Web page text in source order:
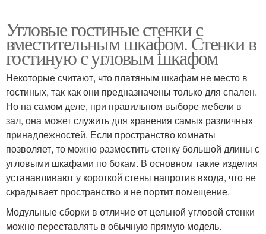
Угловые гостиные стенки с
вместительным шкафом. Стенки в
гостиную с угловым шкафом
Некоторые считают, что платяным шкафам не место в
гостиных, так как они предназначены только для спален.
Но на самом деле, при правильном выборе мебели в
зал, она может служить для хранения самых различных
принадлежностей. Если пространство комнаты
позволяет, то можно разместить стенку большой длины с
угловыми шкафами по бокам. В основном такие изделия
устанавливают у короткой стены напротив входа, что не
скрадывает пространство и не портит помещение.
Модульные сборки в отличие от цельной угловой стенки
можно переставлять в обычную прямую модель.